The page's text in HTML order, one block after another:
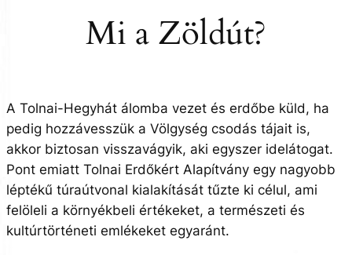
Mi a Zöldút?
A Tolnai-Hegyhát álomba vezet és erdőbe küld, ha
pedig hozzávesszük a Völgység csodás tájait is,
akkor biztosan visszavágyik, aki egyszer idelátogat.
Pont emiatt Tolnai Erdőkért Alapítvány egy nagyobb
léptékű túraútvonal kialakítását tűzte ki célul, ami
felöleli a környékbeli értékeket, a természeti és
kultúrtörténeti emlékeket egyaránt.